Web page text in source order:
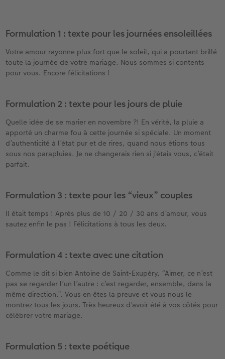
Formulation 1 : texte pour les journées ensoleillées
Votre amour rayonne plus fort que le soleil, qui a pourtant brillé
toute la journée de votre mariage. Nous sommes si contents
pour vous. Encore félicitations !
Formulation 2 : texte pour les jours de pluie
Quelle idée de se marier en novembre ?! En vérité, la pluie a
apporté un charme fou à cette journée si spéciale. Un moment
d’authenticité à l’état pur et de rires, quand nous étions tous
sous nos parapluies. Je ne changerais rien si j’étais vous, c’était
parfait.
Formulation 3 : texte pour les “vieux” couples
Il était temps ! Après plus de 10 / 20 / 30 ans d’amour, vous
sautez enfin le pas ! Félicitations à tous les deux.
Formulation 4 : texte avec une citation
Comme le dit si bien Antoine de Saint-Exupéry, “Aimer, ce n’est
pas se regarder l’un l’autre : c’est regarder, ensemble, dans la
même direction.”. Vous en êtes la preuve et vous nous le
montrez tous les jours. Très heureux d’avoir été à vos côtés pour
célébrer votre mariage.
Formulation 5 : texte poétique